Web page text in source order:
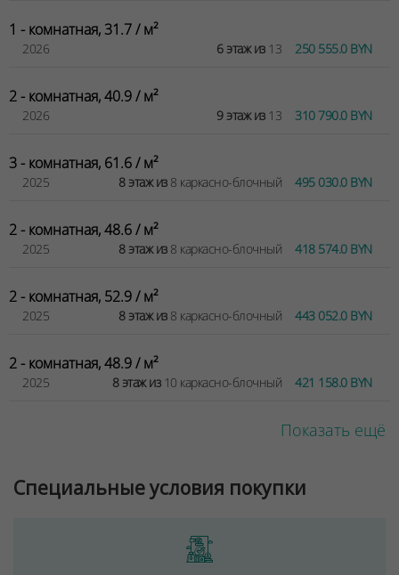
1 - комнатная, 31.7 / м²
2026 6 этаж из13 250 555.0 BYN
2 - комнатная, 40.9 / м²
2026 9 этаж из13 310 790.0 BYN
3 - комнатная, 61.6 / м²
2025 8 этаж из8 каркасно-блочный 495 030.0 BYN
2 - комнатная, 48.6 / м²
2025 8 этаж из8 каркасно-блочный 418 574.0 BYN
2 - комнатная, 52.9 / м²
2025 8 этаж из8 каркасно-блочный 443 052.0 BYN
2 - комнатная, 48.9 / м²
2025 8 этаж из10 каркасно-блочный 421 158.0 BYN
Показать ещё
Специальные условия покупки